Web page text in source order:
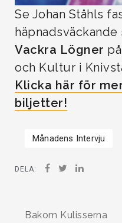
Se Johan Ståhls
häpnadsväckande
Vackra Lögner
och Kultur i
Klicka här för
biljetter!
Månadens Intervju
DELA:
Bakom Kulisserna